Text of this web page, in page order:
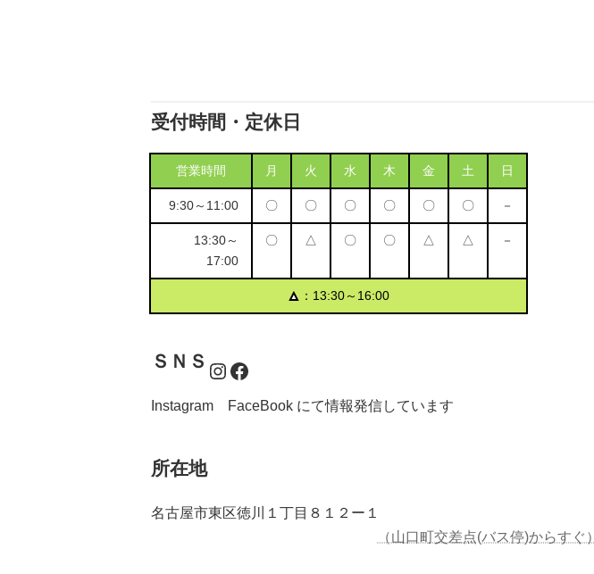
受付時間・定休日
営業時間 月 火 水 木 金 土 日
9:30～11:00 〇 〇 〇 〇 〇 〇 －
13:30～
17:00
〇 △ 〇 〇 △ △ －
▲ ：13:30～16:00
ＳＮＳ Instagram
Facebook
Instagram FaceBook にて情報発信しています
所在地
名古屋市東区徳川１丁目８１２ー１
（山口町交差点(バス停)からすぐ）